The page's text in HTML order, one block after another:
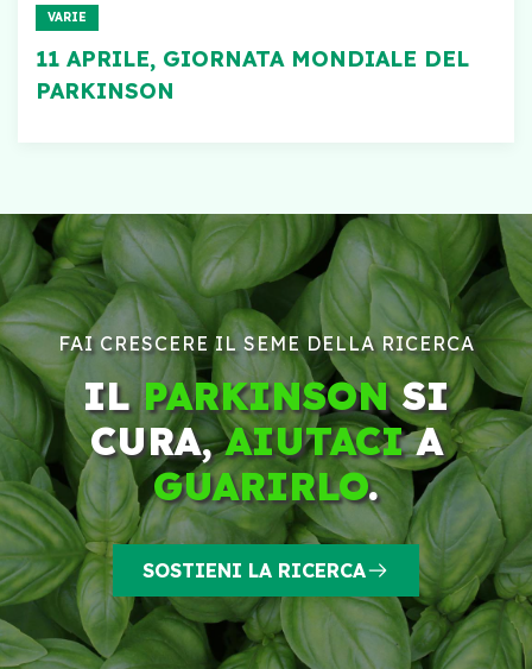
VARIE
11 APRILE, GIORNATA MONDIALE DEL
PARKINSON
FAI CRESCERE IL SEME DELLA RICERCA
ILPARKINSONSI
CURA,AIUTACIA
GUARIRLO.
SOSTIENI LA RICERCA